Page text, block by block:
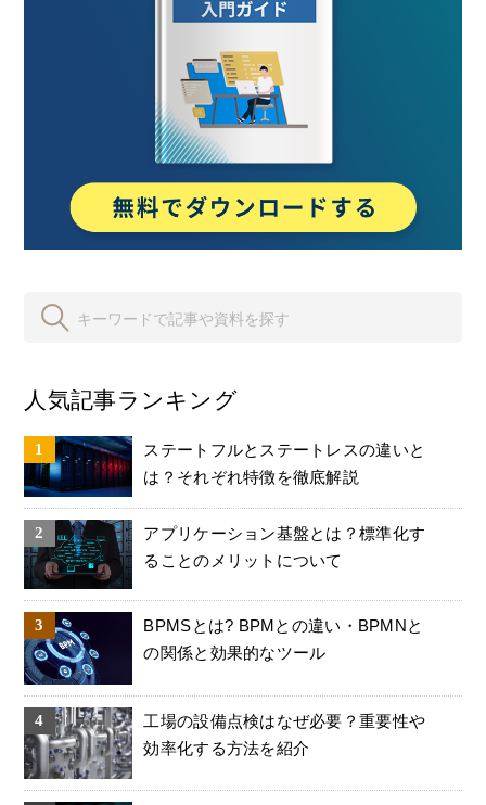
人気記事ランキング
ステートフルとステートレスの違いと
は？それぞれ特徴を徹底解説
アプリケーション基盤とは？標準化す
ることのメリットについて
BPMSとは? BPMとの違い・BPMNと
の関係と効果的なツール
工場の設備点検はなぜ必要？重要性や
効率化する方法を紹介